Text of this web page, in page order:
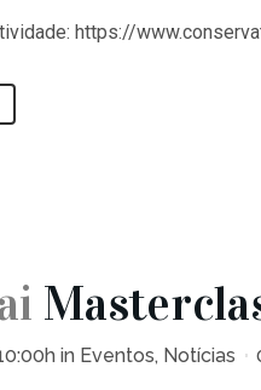
https://
in Eventos, Notícias